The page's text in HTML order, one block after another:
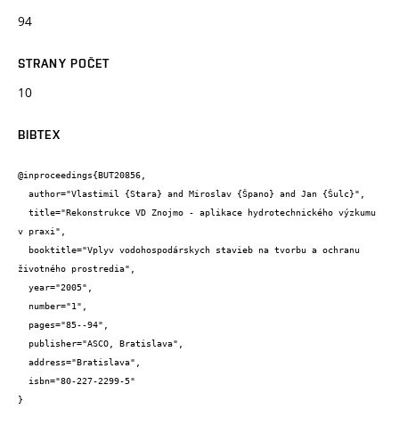
94
STRANY POČET
10
BIBTEX
@inproceedings{BUT20856,
v praxi",
životného prostredia",
}